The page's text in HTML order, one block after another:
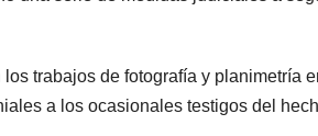
los trabajos de fotografía y planimetría
a los ocasionales testigos del